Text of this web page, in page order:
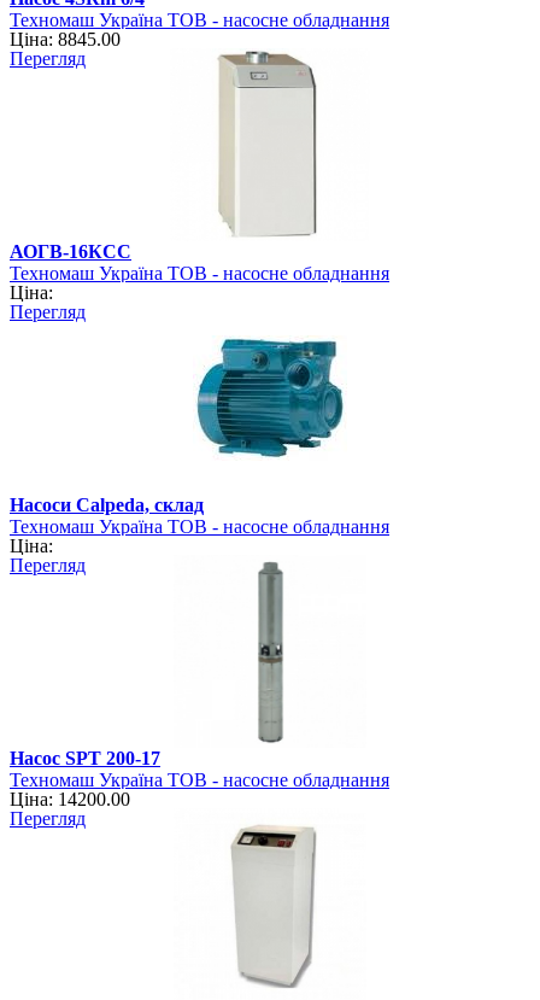
Техномаш Україна ТОВ - насосне обладнання
Ціна: 8845.00
Перегляд
АОГВ-16КСC
Техномаш Україна ТОВ - насосне обладнання
Ціна:
Перегляд
Насоси Calpeda, склад
Техномаш Україна ТОВ - насосне обладнання
Ціна:
Перегляд
Насос SPT 200-17
Техномаш Україна ТОВ - насосне обладнання
Ціна: 14200.00
Перегляд